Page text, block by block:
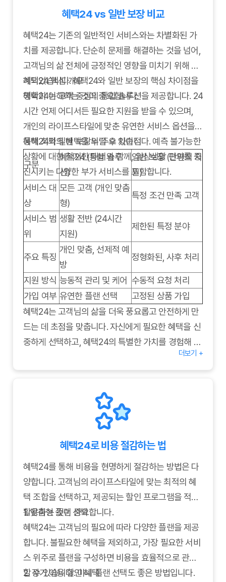
법률 및 행정 지원:필요한 경우 법률 전문가 상담, 서
류 작성 지원 등 복잡한 법률 및 행정 문제 해결을 돕
습니다.
혜택24 vs 일반 보장 비교
혜택24는 기존의 일반적인 서비스와는 차별화된 가
치를 제공합니다. 단순히 문제를 해결하는 것을 넘어,
고객님의 삶 전체에 긍정적인 영향을 미치기 위해 설
계되었습니다. 혜택24와 일반 보장의 핵심 차이점을
명확히 이해하는 것이 중요합니다.
혜택24 핵심 개요
혜택24는 고객 중심의 통합 솔루션을 제공합니다. 24
시간 언제 어디서든 필요한 지원을 받을 수 있으며,
개인의 라이프스타일에 맞춘 유연한 서비스 옵션을
통해 최적의 혜택을 누릴 수 있습니다. 예측 불가능한
상황에 대한 철저한 대비와 함께, 일상생활 편의를 증
진시키는 다양한 부가 서비스를 포함합니다.
혜택24와 일반 보장의 주요 차이점
구분
혜택24 (통합 솔루
션)
일반 보장 (단편적 지
원)
서비스 대
상
모든 고객 (개인 맞춤
형)
특정 조건 만족 고객
서비스 범
위
생활 전반 (24시간
지원)
제한된 특정 분야
주요 특징
개인 맞춤, 선제적 예
방
정형화된, 사후 처리
지원 방식 능동적 관리 및 케어 수동적 요청 처리
가입 여부 유연한 플랜 선택
고정된 상품 가입
혜택24는 고객님의 삶을 더욱 풍요롭고 안전하게 만
드는 데 초점을 맞춥니다. 자신에게 필요한 혜택을 신
중하게 선택하고, 혜택24의 특별한 가치를 경험해 보
더보기 +
혜택24로 비용 절감하는 법
혜택24를 통해 비용을 현명하게 절감하는 방법은 다
양합니다. 고객님의 라이프스타일에 맞는 최적의 혜
택 조합을 선택하고, 제공되는 할인 프로그램을 적극
활용하는 것이 중요합니다.
1. 맞춤형 플랜 선택
혜택24는 고객님의 필요에 따라 다양한 플랜을 제공
합니다. 불필요한 혜택을 제외하고, 가장 필요한 서비
스 위주로 플랜을 구성하면 비용을 효율적으로 관리
할 수 있습니다. 미니 플랜 선택도 좋은 방법입니다.
2. 장기 이용 할인 혜택